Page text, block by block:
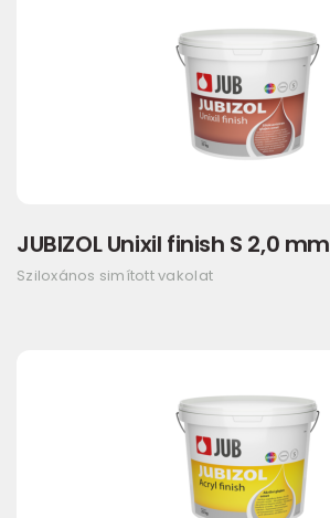
JUBIZOL Unixil finish S 2,0 mm
Sziloxános simított vakolat